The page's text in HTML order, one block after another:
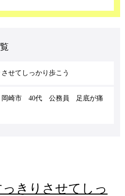
せてしっかり歩こう
崎市 40代 公務員 足底が痛
きりさせてしっ